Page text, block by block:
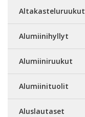
Altakasteluruukut
Alumiinihyllyt
Alumiiniruukut
Alumiinituolit
Aluslautaset